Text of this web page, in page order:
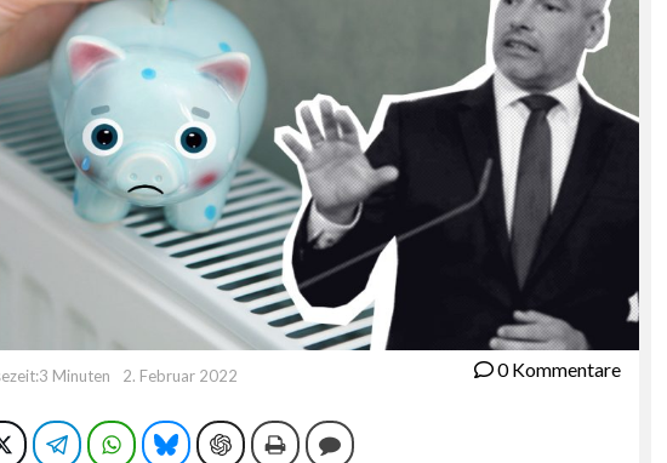
Minuten 2. Februar 2022 0 Kommentare
TwitterTelegramWhatsAppBlueskyChatGPTDruckenKommentieren